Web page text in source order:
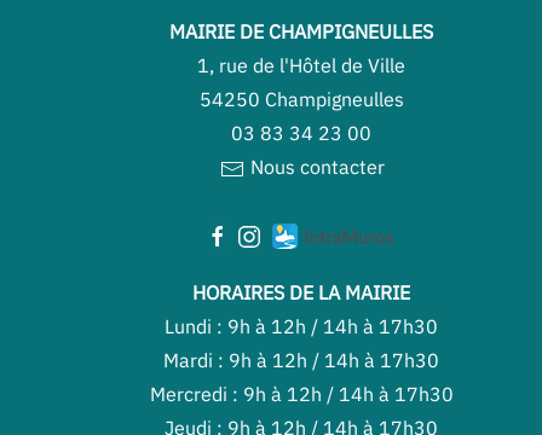
MAIRIE DE CHAMPIGNEULLES
1, rue de l'Hôtel de Ville
54250 Champigneulles
03 83 34 23 00
Nous contacter
HORAIRES DE LA MAIRIE
Lundi : 9h à 12h / 14h à 17h30
Mardi : 9h à 12h / 14h à 17h30
Mercredi : 9h à 12h / 14h à 17h30
Jeudi : 9h à 12h / 14h à 17h30